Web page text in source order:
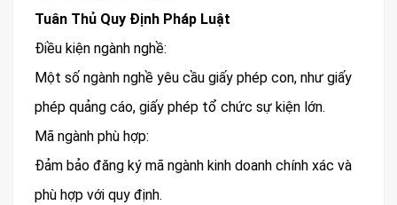
Tuân Thủ Quy Định Pháp Luật
Điều kiện ngành nghề:
Một số ngành nghề yêu cầu giấy phép con, như giấy
phép quảng cáo, giấy phép tổ chức sự kiện lớn.
Mã ngành phù hợp:
Đảm bảo đăng ký mã ngành kinh doanh chính xác và
phù hợp với quy định.